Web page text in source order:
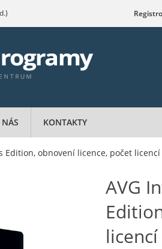
KONTAKTY
Edition, obnovení licence, počet
AVG